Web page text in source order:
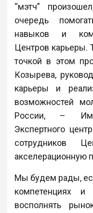
“мэтч”
очередь
навыков и
Центров карьеры.
точкой в этом
Козырева,
карьеры и
возможностей
России, –
Экспертного
сотрудников
акселерационную
Мы будем рады,
компетенциях и
восполнять